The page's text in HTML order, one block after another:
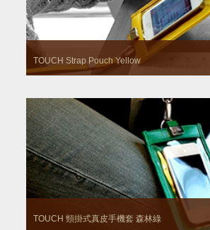
TOUCH Strap Pouch Yellow
TOUCH 頸掛式真皮手機套 森林綠